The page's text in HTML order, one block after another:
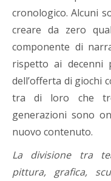
cronologico. Alcuni
creare da zero
componente di
rispetto ai decenni
dell’offerta di giochi
tra di loro che
generazioni sono
nuovo contenuto.
La divisione tra
pittura, grafica,